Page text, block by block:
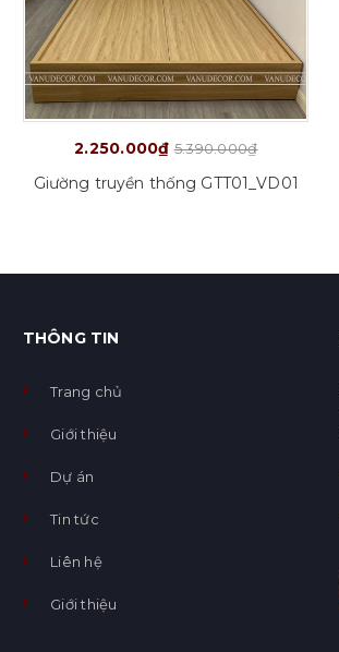
2.250.000₫ 5.390.000₫
Giường truyền thống GTT01_VD01
THÔNG TIN
Trang chủ
Giới thiệu
Dự án
Tin tức
Liên hệ
Giới thiệu